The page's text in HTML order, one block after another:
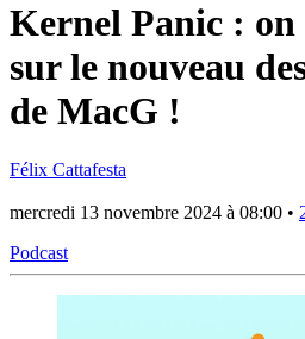
Kernel Panic :
sur le nouveau
de MacG !
Félix Cattafesta
mercredi 13 novembre 2024 à 08:00 •
Podcast